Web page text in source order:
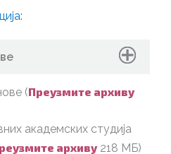
(Преузмите архиву
академских студија
архиву218 МБ)